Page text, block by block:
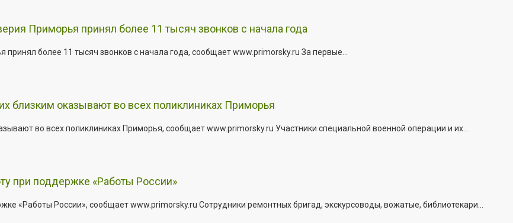
Приморья принял более 11 тысяч звонков с начала года
более 11 тысяч звонков с начала года, сообщает www.primorsky.ru За первые...
близким оказывают во всех поликлиниках Приморья
во всех поликлиниках Приморья, сообщает www.primorsky.ru Участники специальной военной операции и их...
при поддержке «Работы России»
«Работы России», сообщает www.primorsky.ru Сотрудники ремонтных бригад, экскурсоводы, вожатые, библиотекари...